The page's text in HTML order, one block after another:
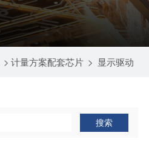
> 计量方案配套芯片 > 显示驱动